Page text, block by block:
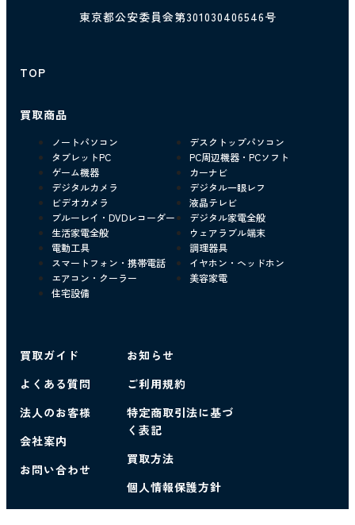
東京都公安委員会第301030406546号
TOP
買取商品
ノートパソコン
デスクトップパソコン
タブレットPC
PC周辺機器・PCソフト
ゲーム機器
カーナビ
デジタルカメラ
デジタル一眼レフ
ビデオカメラ
液晶テレビ
ブルーレイ・DVDレコーダー
デジタル家電全般
生活家電全般
ウェアラブル端末
電動工具
調理器具
スマートフォン・携帯電話
イヤホン・ヘッドホン
エアコン・クーラー
美容家電
住宅設備
買取ガイド
よくある質問
法人のお客様
会社案内
お問い合わせ
お知らせ
ご利用規約
特定商取引法に基づ
く表記
買取方法
個人情報保護方針